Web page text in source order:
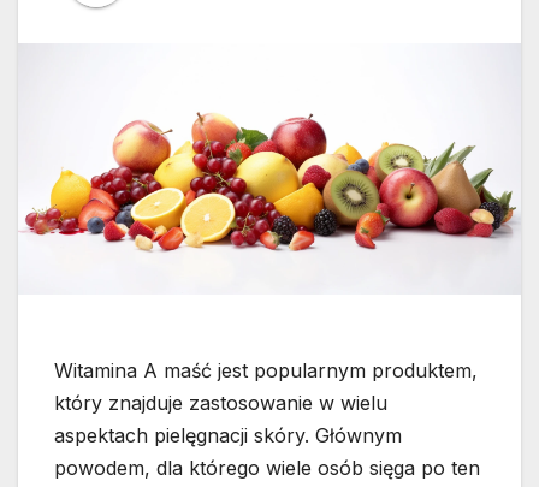
Witamina A maść jest popularnym produktem,
który znajduje zastosowanie w wielu
aspektach pielęgnacji skóry. Głównym
powodem, dla którego wiele osób sięga po ten